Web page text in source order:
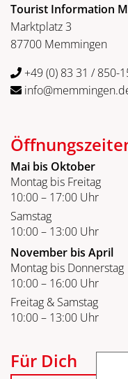
Tourist Information
Marktplatz 3
87700 Memmingen
+49 (0) 83 31 / 850-
Mai bis Oktober
Montag bis Freitag
10:00 – 17:00 Uhr
Samstag
10:00 – 13:00 Uhr
November bis April
Montag bis Donnerstag
10:00 – 16:00 Uhr
Freitag & Samstag
10:00 – 13:00 Uhr
Für Dich